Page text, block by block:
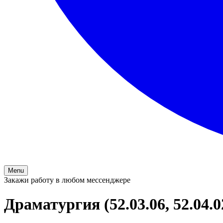
Menu
Закажи работу в любом мессенджере
Драматургия (52.03.06,